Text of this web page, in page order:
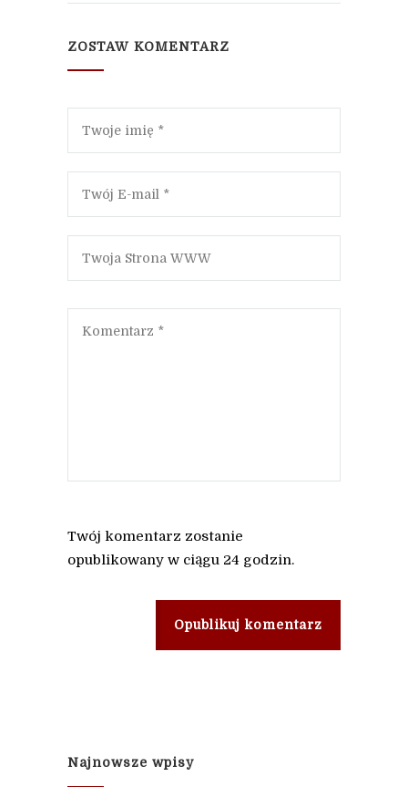
ZOSTAW KOMENTARZ
Twój komentarz zostanie
opublikowany w ciągu 24 godzin.
Opublikuj komentarz
Najnowsze wpisy